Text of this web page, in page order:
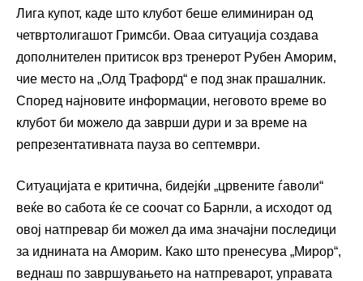
Лига купот, каде што клубот беше елиминиран од
четвртолигашот Гримсби. Оваа ситуација создава
дополнителен притисок врз тренерот Рубен Аморим,
чие место на „Олд Трафорд“ е под знак прашалник.
Според најновите информации, неговото време во
клубот би можело да заврши дури и за време на
репрезентативната пауза во септември.
Ситуацијата е критична, бидејќи „црвените ѓаволи“
веќе во сабота ќе се соочат со Барнли, а исходот од
овој натпревар би можел да има значајни последици
за иднината на Аморим. Како што пренесува „Мирор“,
веднаш по завршувањето на натпреварот, управата